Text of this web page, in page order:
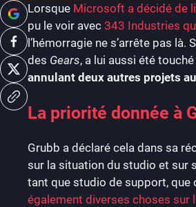
Lorsque Microsoft a décidé de
pu le voir avec 343 Industries
l’hémorragie ne s’arrête pas là.
des Gears, a lui aussi été
annulant deux autres projets
La priorité donnée à
Grubb a déclaré cela dans sa
sur la situation du studio et sur
tant que studio de support, que
également diverses choses sur